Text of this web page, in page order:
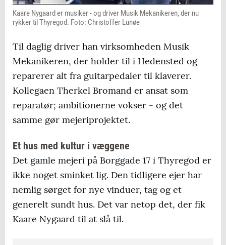
Kaare Nygaard er musiker - og driver Musik Mekanikeren, der nu
rykker til Thyregod. Foto: Christoffer Lunøe
Til daglig driver han virksomheden Musik
Mekanikeren, der holder til i Hedensted og
reparerer alt fra guitarpedaler til klaverer.
Kollegaen Therkel Bromand er ansat som
reparatør; ambitionerne vokser - og det
samme gør mejeriprojektet.
Et hus med kultur i væggene
Det gamle mejeri på Borggade 17 i Thyregod er
ikke noget sminket lig. Den tidligere ejer har
nemlig sørget for nye vinduer, tag og et
generelt sundt hus. Det var netop det, der fik
Kaare Nygaard til at slå til.